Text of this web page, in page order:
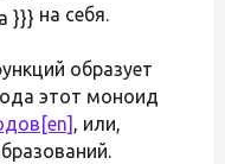
на себя.
образует
этот моноид
[en] , или,